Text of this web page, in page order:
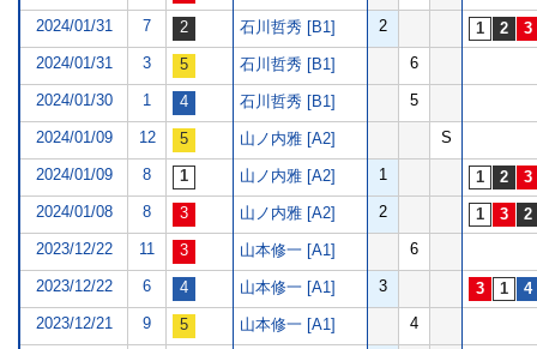
2024/01/31 7 石川哲秀 [B1] 2
2024/01/31 3 石川哲秀 [B1] 6
2024/01/30 1 石川哲秀 [B1] 5
2024/01/09 12 山ノ内雅 [A2] S
2024/01/09 8 山ノ内雅 [A2] 1
2024/01/08 8 山ノ内雅 [A2] 2
2023/12/22 11 山本修一 [A1] 6
2023/12/22 6 山本修一 [A1] 3
2023/12/21 9 山本修一 [A1] 4